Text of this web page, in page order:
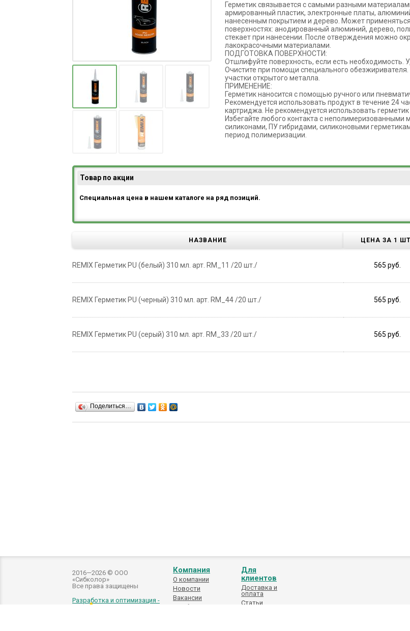
Герметик связывается с самыми разными
армированный пластик, электронные платы,
нанесенным покрытием и дерево. Может
поверхностях: анодированный алюминий, дерево,
стекает при нанесении. После отверждения можно
лакокрасочными материалами.
ПОДГОТОВКА ПОВЕРХНОСТИ:
Отшлифуйте поверхность, если есть необходимость.
Очистите при помощи специального обезжиривателя.
участки открытого металла.
ПРИМЕНЕНИЕ:
Герметик наносится с помощью ручного или
Рекомендуется использовать продукт в течение 24
картриджа. Не рекомендуется использовать
Избегайте любого контакта с
силиконами, ПУ гибридами, силиконовыми
период полимеризации.
Товар по акции
Специальная цена в нашем каталоге на ряд позиций.
НАЗВАНИЕ ЦЕНА ЗА 1
REMIX Герметик PU (белый) 310 мл. арт. RM_11 /20 шт./ 565 руб.
REMIX Герметик PU (черный) 310 мл. арт. RM_44 /20 шт./ 565 руб.
REMIX Герметик PU (серый) 310 мл. арт. RM_33 /20 шт./ 565 руб.
Поделиться…
2016—2026 © ООО
«Сибколор»
Все права защищены
Разработка и оптимизация -
Компания
О компании
Новости
Вакансии
Подбор
Для
клиентов
Доставка и
оплата
Статьи